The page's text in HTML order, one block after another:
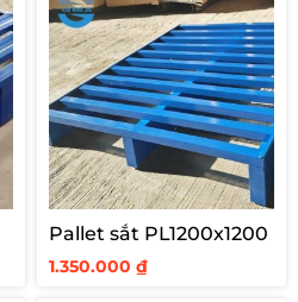
Pallet sắt PL1200x1200
1.350.000 ₫